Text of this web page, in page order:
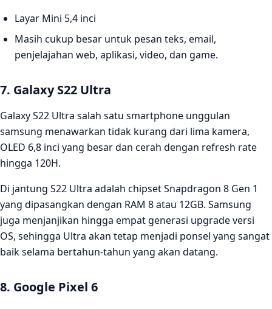
Layar Mini 5,4 inci
Masih cukup besar untuk pesan teks, email,
penjelajahan web, aplikasi, video, dan game.
7. Galaxy S22 Ultra
Galaxy S22 Ultra salah satu smartphone unggulan
samsung menawarkan tidak kurang dari lima kamera,
OLED 6,8 inci yang besar dan cerah dengan refresh rate
hingga 120H.
Di jantung S22 Ultra adalah chipset Snapdragon 8 Gen 1
yang dipasangkan dengan RAM 8 atau 12GB. Samsung
juga menjanjikan hingga empat generasi upgrade versi
OS, sehingga Ultra akan tetap menjadi ponsel yang sangat
baik selama bertahun-tahun yang akan datang.
8. Google Pixel 6